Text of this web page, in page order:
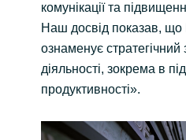
комунікації та
Наш досвід показав,
ознаменує стратегічний
діяльності, зокрема в
продуктивності».